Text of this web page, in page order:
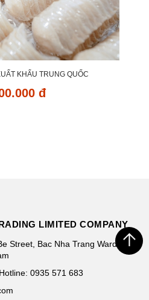
KHẨU TRUNG QUỐC
đ
LIMITED COMPANY
Street, Bac Nha Trang Ward,
Hotline: 0935 571 683